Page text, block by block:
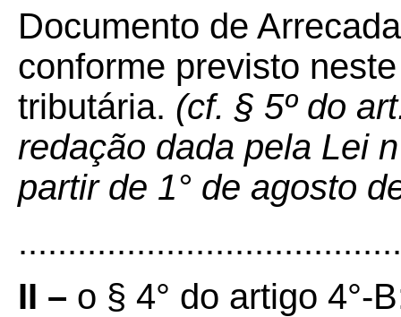
Documento de
conforme previsto
tributária. (cf. § 5º do
redação dada pela Lei
partir de 1° de agosto
II – o § 4° do artigo 4°-